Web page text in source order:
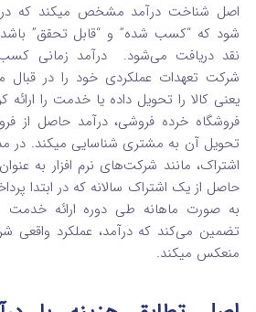
اصل شناخت درآمد مشخص میکند که
شود که “کسب شده” و “قابل تحقق”
نقد دریافت می‌شود.
درآمد زمانی
شرکت تعهدات عملکردی خود را در قبال
یعنی کالا را تحویل داده یا خدمت را ارائه
فروشگاه خرده‌ فروشی، درآمد حاصل از
تحویل آن به مشتری شناسایی میکند. در
حاصل از یک اشتراک سالانه که در ابتدا
به صورت ماهانه طی دوره ارائه خدمت
تضمین می‌کند که درآمد، عملکرد واقعی
منعکس میکند.